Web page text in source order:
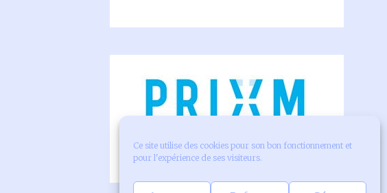
Ce site utilise des cookies pour son bon fonctionnement et
pour l'expérience de ses visiteurs.